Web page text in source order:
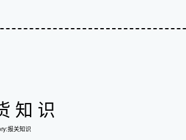
知识
报关知识